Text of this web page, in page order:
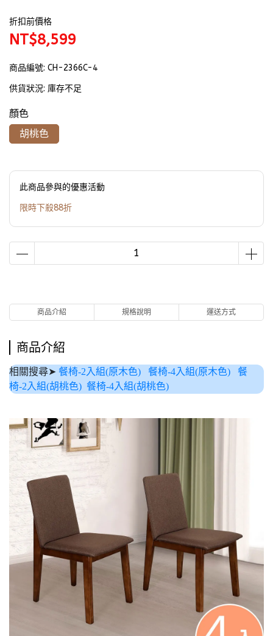
折扣前價格
NT$8,599
商品編號: CH-2366C-4
供貨狀況: 庫存不足
顏色
胡桃色
此商品參與的優惠活動
限時下殺88折
商品介紹 規格說明 運送方式
商品介紹
相關搜尋➤ 餐椅-2入組(原木色) 餐椅-4入組(原木色)
餐
椅-2入組(胡桃色) 餐椅-4入組(胡桃色)